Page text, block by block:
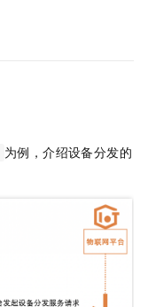
为例，介绍设备分发的